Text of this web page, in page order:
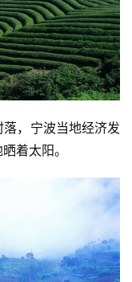
，宁波当地经济发
着太阳。